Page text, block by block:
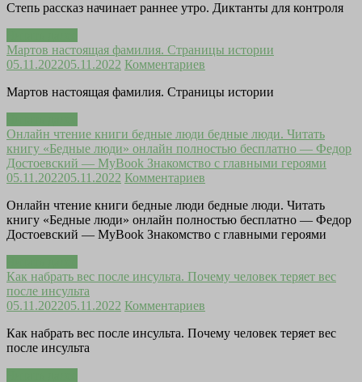
Степь рассказ начинает раннее утро. Диктанты для контроля
Мартов настоящая фамилия. Страницы истории
05.11.202205.11.2022 Комментариев
Мартов настоящая фамилия. Страницы истории
Онлайн чтение книги бедные люди бедные люди. Читать
книгу «Бедные люди» онлайн полностью бесплатно — Федор
Достоевский — MyBook Знакомство с главными героями
05.11.202205.11.2022 Комментариев
Онлайн чтение книги бедные люди бедные люди. Читать
книгу «Бедные люди» онлайн полностью бесплатно — Федор
Достоевский — MyBook Знакомство с главными героями
Как набрать вес после инсульта. Почему человек теряет вес
после инсульта
05.11.202205.11.2022 Комментариев
Как набрать вес после инсульта. Почему человек теряет вес
после инсульта